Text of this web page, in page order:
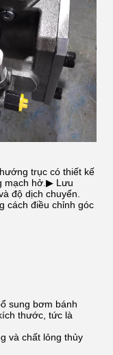
trục có thiết kế
mạch hở.▶ Lưu
độ dịch chuyển.
cách điều chỉnh góc
sung bơm bánh
thước, tức là
và chất lỏng thủy